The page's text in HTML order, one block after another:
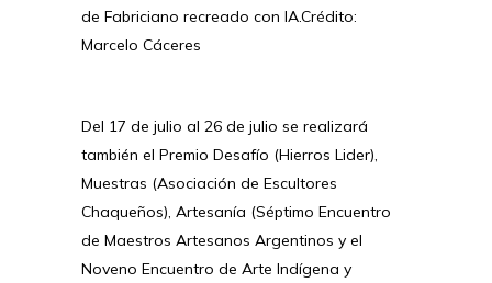
de Fabriciano recreado con IA.Crédito:
Marcelo Cáceres
Del 17 de julio al 26 de julio se realizará
también el Premio Desafío (Hierros Lider),
Muestras (Asociación de Escultores
Chaqueños), Artesanía (Séptimo Encuentro
de Maestros Artesanos Argentinos y el
Noveno Encuentro de Arte Indígena y